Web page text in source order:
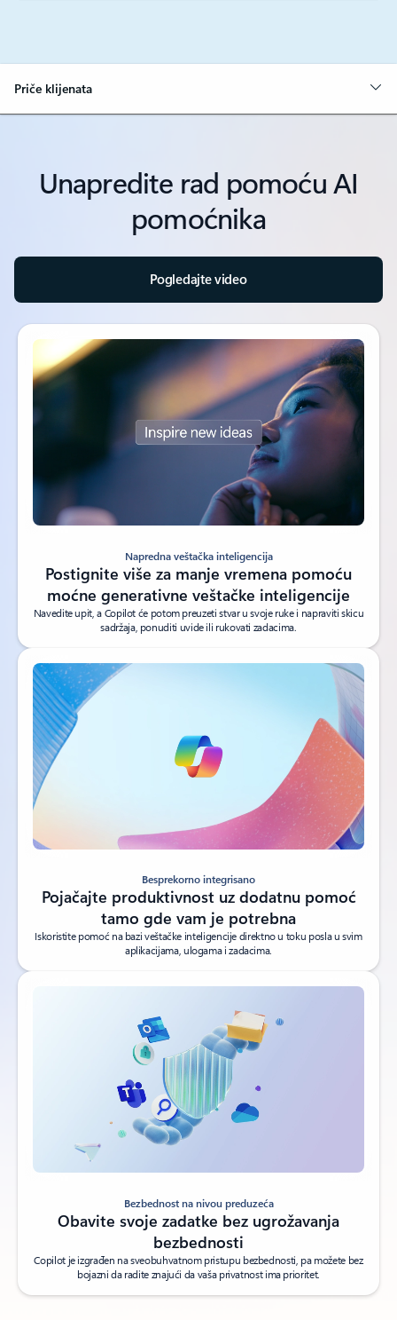
Priče klijenata
Unapredite rad pomoću AI
pomoćnika
Pogledajte video
Video zapis o naprednoj veštačkoj inteligenciji
Napredna veštačka inteligencija
Postignite više za manje vremena pomoću
moćne generativne veštačke inteligencije
Navedite upit, a Copilot će potom preuzeti stvar u svoje ruke i napraviti skicu
sadržaja, ponuditi uvide ili rukovati zadacima.
Besprekorno integrisani video
Besprekorno integrisano
Pojačajte produktivnost uz dodatnu pomoć
tamo gde vam je potrebna
Iskoristite pomoć na bazi veštačke inteligencije direktno u toku posla u svim
aplikacijama, ulogama i zadacima.
Bezbednost na nivou preduzeća
Obavite svoje zadatke bez ugrožavanja
bezbednosti
Copilot je izgrađen na sveobuhvatnom pristupu bezbednosti, pa možete bez
bojazni da radite znajući da vaša privatnost ima prioritet.